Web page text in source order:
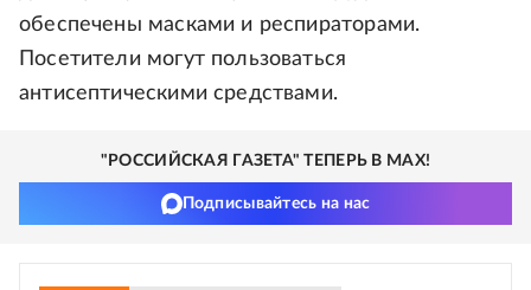
обеспечены масками и респираторами.
Посетители могут пользоваться
антисептическими средствами.
"РОССИЙСКАЯ ГАЗЕТА" ТЕПЕРЬ В MAX!
Подписывайтесь на нас